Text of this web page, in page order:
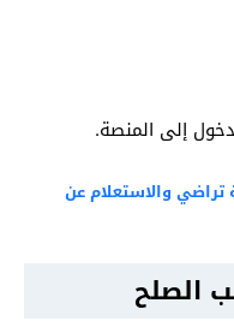
إلى المنصة.
والاستعلام عن
الصلح